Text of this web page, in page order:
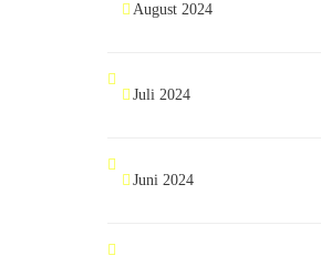
August 2024
Juli 2024
Juni 2024